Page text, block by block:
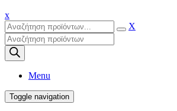
x
X
Products
search
Menu
Toggle navigation